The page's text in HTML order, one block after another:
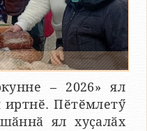
– 2026» ял
иртнӗ. Пӗтӗмлетӳ
ял хуҫалӑх